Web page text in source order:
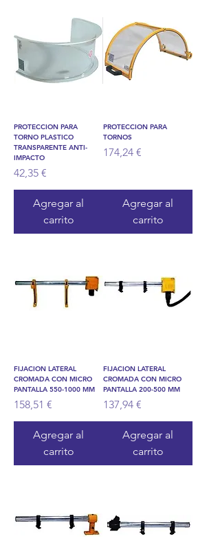
PROTECCION PARA
TORNO PLASTICO
TRANSPARENTE ANTI-
IMPACTO
Precio
42,35 €
Agregar al
carrito
PROTECCION PARA
TORNOS
Precio
174,24 €
Agregar al
carrito
FIJACION LATERAL
CROMADA CON MICRO
PANTALLA 550-1000 MM
Precio
158,51 €
Agregar al
carrito
FIJACION LATERAL
CROMADA CON MICRO
PANTALLA 200-500 MM
Precio
137,94 €
Agregar al
carrito